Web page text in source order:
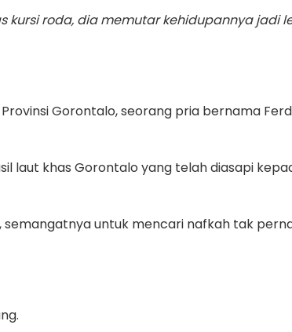
kursi roda, dia memutar kehidupannya jadi
Gorontalo, seorang pria bernama
laut khas Gorontalo yang telah diasapi
untuk mencari nafkah tak